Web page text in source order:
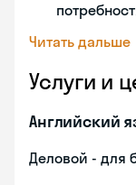
Читать дальше
Услуги и
Английский
Деловой - для